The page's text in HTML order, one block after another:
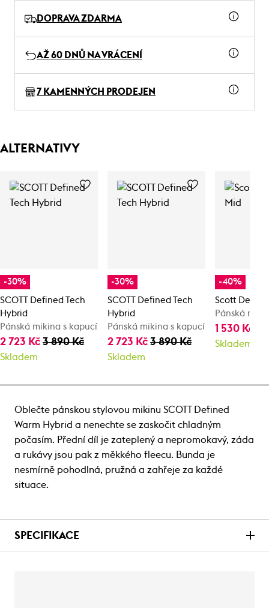
DOPRAVA ZDARMA
AŽ 60 DNŮ NA VRÁCENÍ
7 KAMENNÝCH PRODEJEN
ALTERNATIVY
-30%
SCOTT Defined Tech
Hybrid
Pánská mikina s kapucí
2 723 Kč 3 890 Kč
Skladem
-30%
SCOTT Defined Tech
Hybrid
Pánská mikina s kapucí
2 723 Kč3 890 Kč
Skladem
-40%
Scott
Pánská
1 530 Kč
Skladem
Oblečte pánskou stylovou mikinu SCOTT Defined
Warm Hybrid a nenechte se zaskočit chladným
počasím. Přední díl je zateplený a nepromokavý, záda
a rukávy jsou pak z měkkého fleecu. Bunda je
nesmírně pohodlná, pružná a zahřeje za každé
situace.
SPECIFIKACE